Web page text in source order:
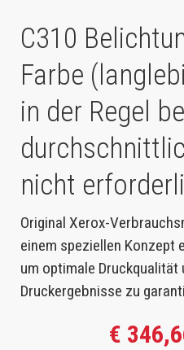
C310
Farbe
in der Regel
nicht
Original Xerox-
einem speziellen Konzept
um optimale
Druckergebnisse zu
€